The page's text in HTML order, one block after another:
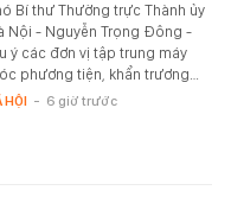
Bí thư Thường trực Thành ủy
Nội - Nguyễn Trọng Đông -
ý các đơn vị tập trung máy
phương tiện, khẩn trương…
HỘI - 6 giờ trước